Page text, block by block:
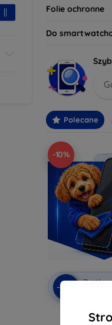
Folie ochronne
Do
Polecane
-10%
-10%
Zniżka
3mk Anti-